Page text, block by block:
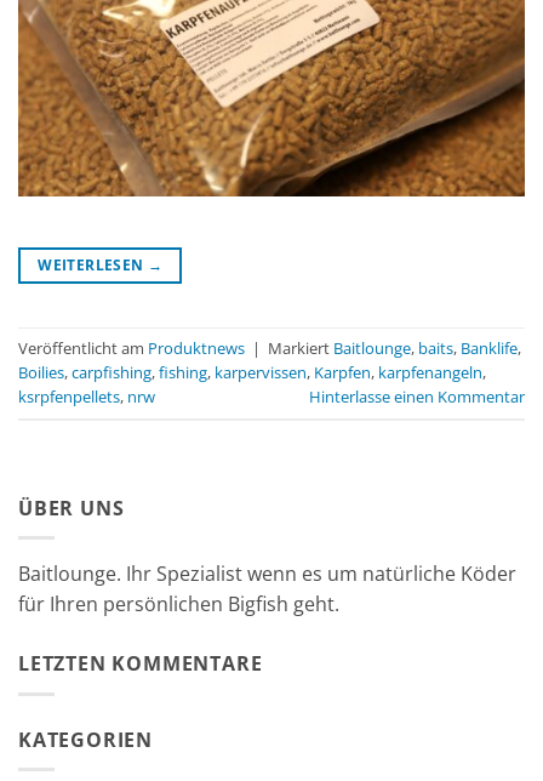
WEITERLESEN →
Veröffentlicht am Produktnews | Markiert Baitlounge, baits, Banklife,
Boilies,carpfishing,fishing, karpervissen, Karpfen, karpfenangeln,
ksrpfenpellets, nrw Hinterlasse einen Kommentar
ÜBER UNS
Baitlounge. Ihr Spezialist wenn es um natürliche Köder
für Ihren persönlichen Bigfish geht.
LETZTEN KOMMENTARE
KATEGORIEN